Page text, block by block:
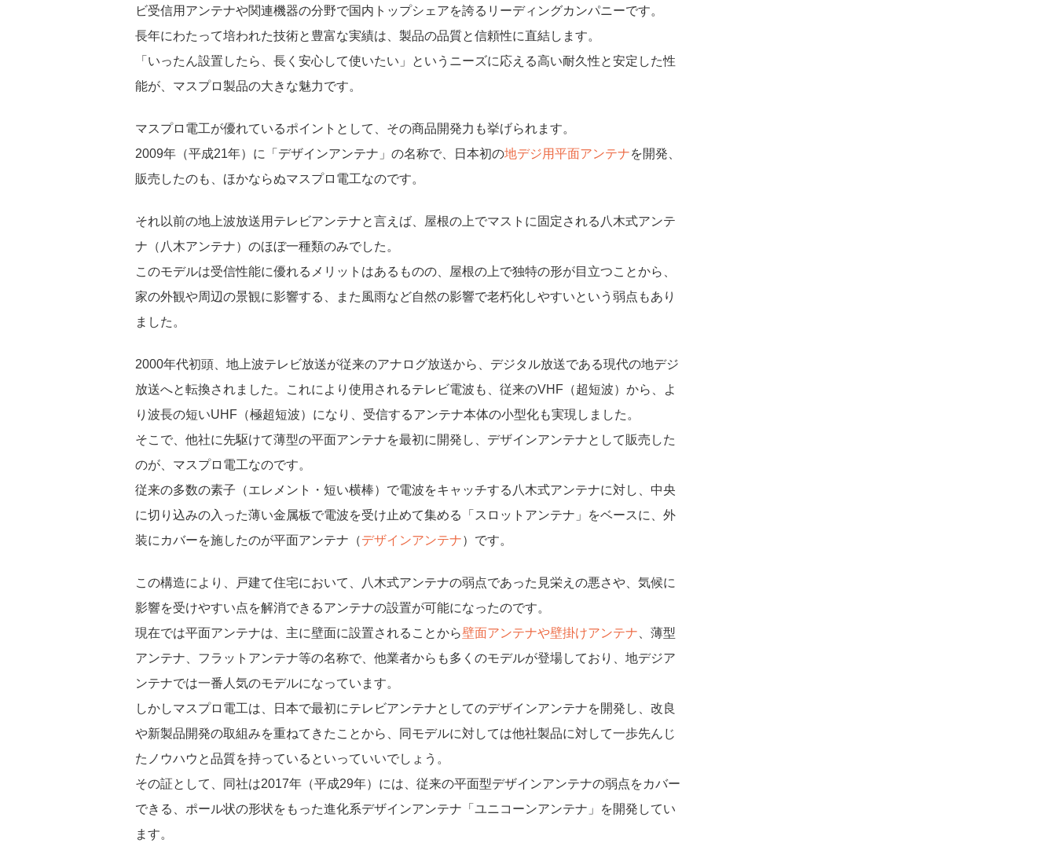
ビ受信用アンテナや関連機器の分野で国内トップシェアを誇るリーディングカンパニーです。
長年にわたって培われた技術と豊富な実績は、製品の品質と信頼性に直結します。
「いったん設置したら、長く安心して使いたい」というニーズに応える高い耐久性と安定した性
能が、マスプロ製品の大きな魅力です。
マスプロ電工が優れているポイントとして、その商品開発力も挙げられます。
2009年（平成21年）に「デザインアンテナ」の名称で、日本初の地デジ用平面アンテナを開発、
販売したのも、ほかならぬマスプロ電工なのです。
それ以前の地上波放送用テレビアンテナと言えば、屋根の上でマストに固定される八木式アンテ
ナ（八木アンテナ）のほぼ一種類のみでした。
このモデルは受信性能に優れるメリットはあるものの、屋根の上で独特の形が目立つことから、
家の外観や周辺の景観に影響する、また風雨など自然の影響で老朽化しやすいという弱点もあり
ました。
2000年代初頭、地上波テレビ放送が従来のアナログ放送から、デジタル放送である現代の地デジ
放送へと転換されました。
これにより使用されるテレビ電波も、従来のVHF（超短波）から、よ
り波長の短いUHF（極超短波）になり、受信するアンテナ本体の小型化も実現しました。
そこで、他社に先駆けて薄型の平面アンテナを最初に開発し、デザインアンテナとして販売した
のが、マスプロ電工なのです。
従来の多数の素子（エレメント・短い横棒）で電波をキャッチする八木式アンテナに対し、中央
に切り込みの入った薄い金属板で電波を受け止めて集める「スロットアンテナ」をベースに、外
装にカバーを施したのが平面アンテナ（デザインアンテナ）です。
この構造により、戸建て住宅において、八木式アンテナの弱点であった見栄えの悪さや、気候に
影響を受けやすい点を解消できるアンテナの設置が可能になったのです。
現在では平面アンテナは、主に壁面に設置されることから壁面アンテナや壁掛けアンテナ 、薄型
アンテナ、フラットアンテナ等の名称で、他業者からも多くのモデルが登場しており、地デジア
ンテナでは一番人気のモデルになっています。
しかしマスプロ電工は、日本で最初にテレビアンテナとしてのデザインアンテナを開発し、改良
や新製品開発の取組みを重ねてきたことから、同モデルに対しては他社製品に対して一歩先んじ
たノウハウと品質を持っているといっていいでしょう。
その証として、同社は2017年（平成29年）には、従来の平面型デザインアンテナの弱点をカバー
できる、ポール状の形状をもった進化系デザインアンテナ「ユニコーンアンテナ」を開発してい
ます。